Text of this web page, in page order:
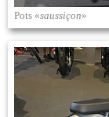
Pots «saussiçon»